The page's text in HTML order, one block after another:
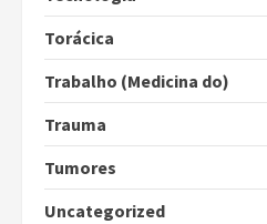
Torácica
Trabalho (Medicina do)
Trauma
Tumores
Uncategorized